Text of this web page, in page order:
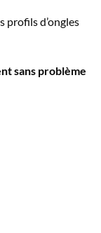
profils d’ongles
sans problème